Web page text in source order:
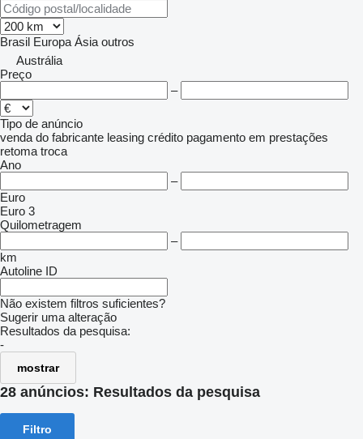
Brasil Europa Ásia outros
Austrália
Preço
–
Tipo de anúncio
venda do fabricante leasing crédito pagamento em prestações
retoma troca
Ano
–
Euro
Euro 3
Quilometragem
–
km
Autoline ID
Não existem filtros suficientes?
Sugerir uma alteração
Resultados da pesquisa:
-
mostrar
28 anúncios: Resultados da pesquisa
Filtro